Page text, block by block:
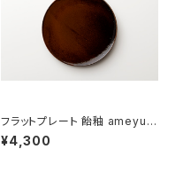
フラットプレート 飴釉 ameyu
（21cm）
¥4,300